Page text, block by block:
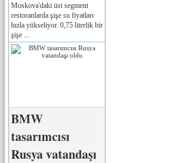
Moskova'daki üst segment
restoranlarda şişe su fiyatları
hızla yükseliyor. 0,75 litrelik bir
şişe ...
BMW
tasarımcısı
Rusya vatandaşı